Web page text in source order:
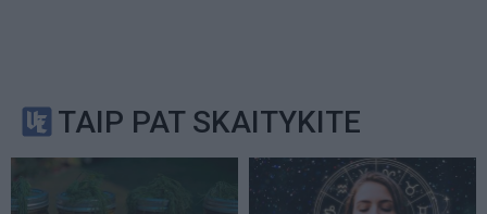
TAIP PAT SKAITYKITE